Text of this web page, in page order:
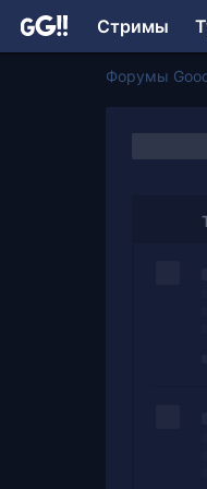
Стримы
Форумы